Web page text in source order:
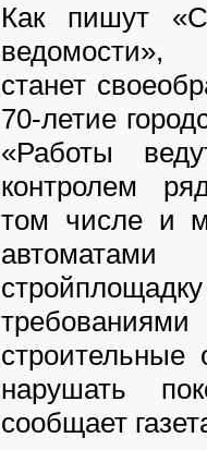
Как пишут
ведомости»,
станет
70-летие
«Работы
контролем
том числе и
нарушать
сообщает